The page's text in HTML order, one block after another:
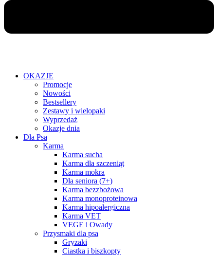
OKAZJE
Promocje
Nowości
Bestsellery
Zestawy i wielopaki
Wyprzedaż
Okazje dnia
Dla Psa
Karma
Karma sucha
Karma dla szczeniąt
Karma mokra
Dla seniora (7+)
Karma bezzbożowa
Karma monoproteinowa
Karma hipoalergiczna
Karma VET
VEGE i Owady
Przysmaki dla psa
Gryzaki
Ciastka i biszkopty